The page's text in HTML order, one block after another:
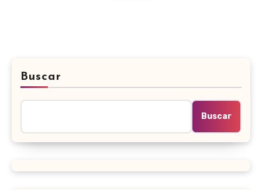
Buscar
Buscar